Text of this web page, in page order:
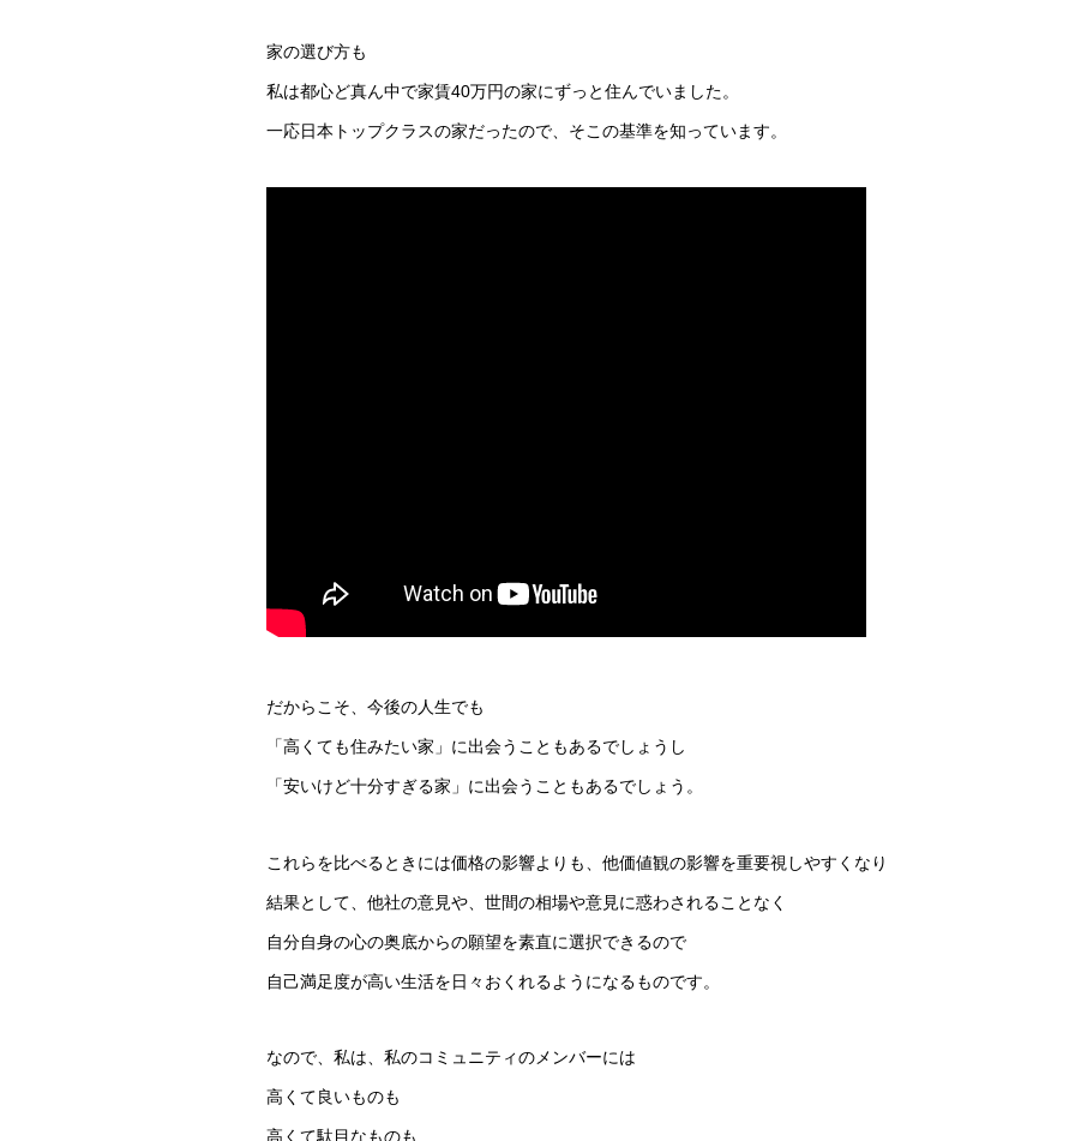
家の選び方も
私は都心ど真ん中で家賃40万円の家にずっと住んでいました。
一応日本トップクラスの家だったので、そこの基準を知っています。
だからこそ、今後の人生でも
「高くても住みたい家」に出会うこともあるでしょうし
「安いけど十分すぎる家」に出会うこともあるでしょう。
これらを比べるときには価格の影響よりも、他価値観の影響を重要視しやすくなり
結果として、他社の意見や、世間の相場や意見に惑わされることなく
自分自身の心の奥底からの願望を素直に選択できるので
自己満足度が高い生活を日々おくれるようになるものです。
なので、私は、私のコミュニティのメンバーには
高くて良いものも
高くて駄目なものも